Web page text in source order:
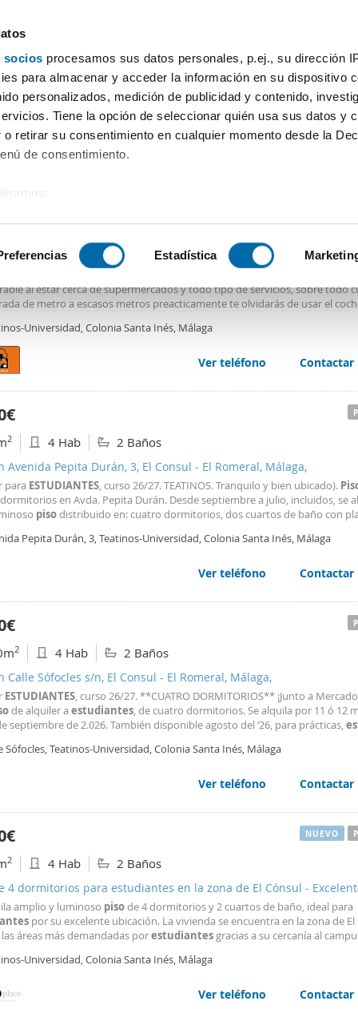
socios procesamos sus datos personales, p.ej., su dirección
para almacenar y acceder la información en su dispositivo
personalizados, medición de publicidad y contenido,
Tiene la opción de seleccionar quién usa sus datos y
retirar su consentimiento en cualquier momento desde la
de consentimiento.
analizándolo activamente para buscar características
cómo se procesan sus datos personales y establezca
de datos
. Puede cambiar o retirar su consentimiento en
se usan para personalizar el contenido y los anuncios,
el tráfico. Además, compartimos información sobre el uso
de redes sociales, publicidad y análisis web, quienes
Estadística
Habitaciones Más filtros - 2
Alquiler piso estudiantes El Cónsul Málaga
2
piso amueblado Teatinos-universidad
al estar cerca de supermercados y todo tipo de servicios, sobre todo
de metro a escasos metros preacticamente te olvidarás de usar el
estancias, además está equipada
Universidad, Colonia Santa Inés, Málaga
Ver teléfono Contactar
2 4 Hab 2 Baños
Avenida Pepita Durán, 3, El Consul - El Romeral, Málaga,
para ESTUDIANTES, curso 26/27. TEATINOS. Tranquilo y bien ubicado).
en Avda. Pepita Durán. Desde septiembre a julio, incluidos, se
pisodistribuido en: cuatro dormitorios, dos cuartos de baño con
y patio/terraza, con salida
Pepita Durán, 3, Teatinos-Universidad, Colonia Santa Inés, Málaga
Ver teléfono Contactar
2 4 Hab 2 Baños
Calle Sófocles s/n, El Consul - El Romeral, Málaga,
ESTUDIANTES, curso 26/27. **CUATRO DORMITORIOS** ¡Junto a
de alquiler a estudiantes, de cuatro dormitorios. Se alquila por 11 ó 12
septiembre de 2.026. También disponible agosto del ‘26, para prácticas,
-Salón con aire
Sófocles, Teatinos-Universidad, Colonia Santa Inés, Málaga
Ver teléfono Contactar
2 4 Hab 2 Baños
4 dormitorios para estudiantes en la zona de El Cónsul -
junto a la Universidad
amplio y luminoso pisode 4 dormitorios y 2 cuartos de baño, ideal para
por su excelente ubicación. La vivienda se encuentra en la zona de El
áreas más demandadas porestudiantes gracias a su cercanía al
mediante transporte público con las diferentes
Universidad, Colonia Santa Inés, Málaga
Ver teléfono Contactar
NUEVO